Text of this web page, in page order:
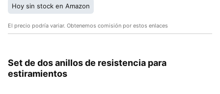
Hoy sin stock en Amazon
El precio podría variar. Obtenemos comisión por estos enlaces
Set de dos anillos de resistencia para
estiramientos